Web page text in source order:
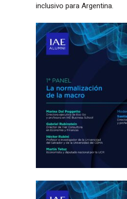
inclusivo para Argentina.